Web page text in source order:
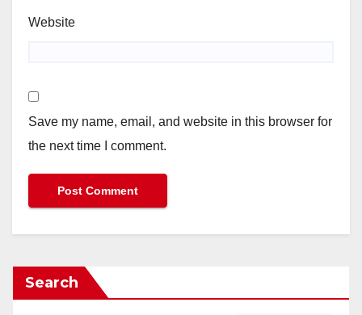
Website
Save my name, email, and website in this browser for
the next time I comment.
Search